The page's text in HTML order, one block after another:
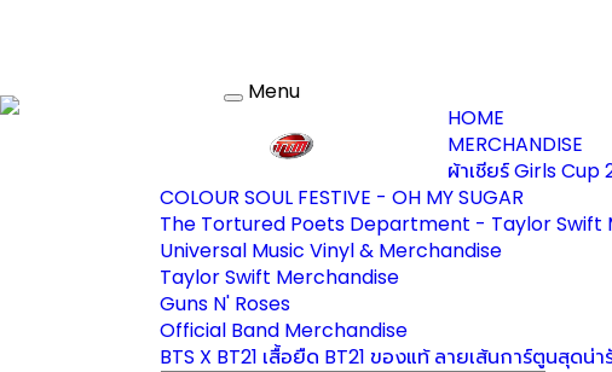
Toggle
Menu
HOME
MERCHANDISE
ผ้าเชียร์ Girls Cup
COLOUR SOUL FESTIVE - OH MY SUGAR
The Tortured Poets Department - Taylor Swift
Universal Music Vinyl & Merchandise
Taylor Swift Merchandise
Guns N' Roses
Official Band Merchandise
BTS X BT21 เสื้อยืด BT21 ของแท้ ลายเส้นการ์ตูนสุดน่